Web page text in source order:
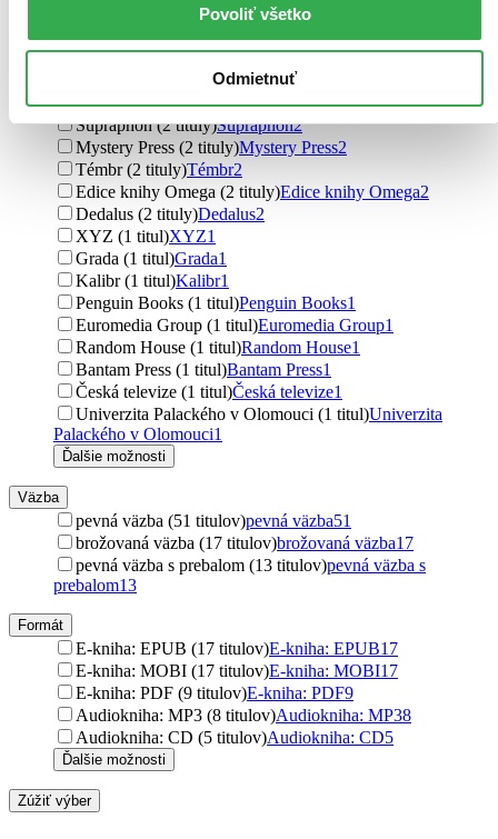
Povoliť všetko
Odmietnuť
Druhé město (3 tituly)Druhé město
Cosmopolis (3 tituly)Cosmopolis3
Vyšehrad (2 tituly)Vyšehrad2
Víkend2
Leda (2 tituly)Leda2
Supraphon (2 tituly)Supraphon2
Mystery Press (2 tituly)Mystery Press2
Témbr (2 tituly)Témbr2
Edice knihy Omega (2 tituly)Edice knihy Omega2
Dedalus (2 tituly)Dedalus2
XYZ (1 titul)XYZ1
Grada (1 titul)Grada1
Kalibr (1 titul)Kalibr1
Penguin Books (1 titul)Penguin Books1
Euromedia Group (1 titul)Euromedia Group1
Random House (1 titul)Random House1
Bantam Press (1 titul)Bantam Press1
Česká televize (1 titul)Česká televize1
Univerzita Palackého v Olomouci (1 titul)Univerzita
Palackého v Olomouci1
Ďalšie možnosti
Väzba
pevná väzba (51 titulov)pevná väzba51
brožovaná väzba (17 titulov)brožovaná väzba17
pevná väzba s prebalom (13 titulov)pevná väzba s
prebalom13
Formát
E-kniha: EPUB (17 titulov)E-kniha: EPUB17
E-kniha: MOBI (17 titulov)E-kniha: MOBI17
E-kniha: PDF (9 titulov)E-kniha: PDF9
Audiokniha: MP3 (8 titulov)Audiokniha: MP38
Audiokniha: CD (5 titulov)Audiokniha: CD5
Ďalšie možnosti
Zúžiť výber